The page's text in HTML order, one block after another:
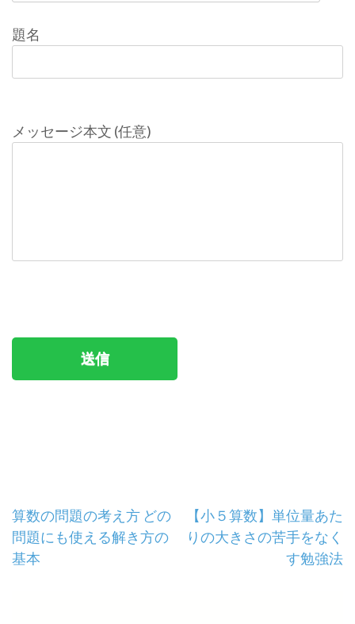
題名
メッセージ本文 (任意)
投
稿
算数の問題の考え方 どの
問題にも使える解き方の
基本
【小５算数】単位量あた
りの大きさの苦手をなく
す勉強法